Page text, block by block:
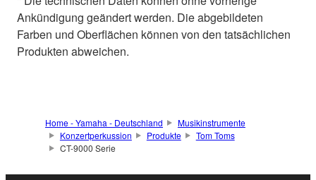
Ankündigung geändert werden. Die abgebildeten
Farben und Oberflächen können von den tatsächlichen
Produkten abweichen.
Home - Yamaha - Deutschland
Musikinstrumente
Konzertperkussion
Produkte
Tom Toms
CT-9000 Serie